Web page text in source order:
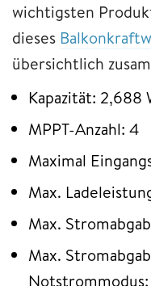
wichtigsten
dieses
übersichtlich
Kapazität: 2,688
MPPT-Anzahl: 4
Maximal
Max.
Max.
Max.